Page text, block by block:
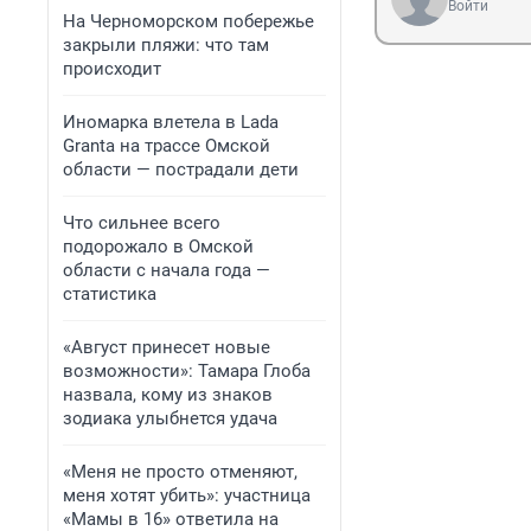
На Черноморском побережье
закрыли пляжи: что там
происходит
Иномарка влетела в Lada
Granta на трассе Омской
области — пострадали дети
Что сильнее всего
подорожало в Омской
области с начала года —
статистика
«Август принесет новые
возможности»: Тамара Глоба
назвала, кому из знаков
зодиака улыбнется удача
«Меня не просто отменяют,
меня хотят убить»: участница
«Мамы в 16» ответила на
Войти